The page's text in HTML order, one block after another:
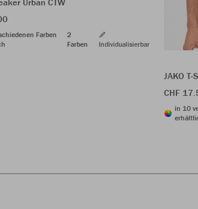
Farben
2
Farben
Individualisierbar
JAKO
CHF
in 10